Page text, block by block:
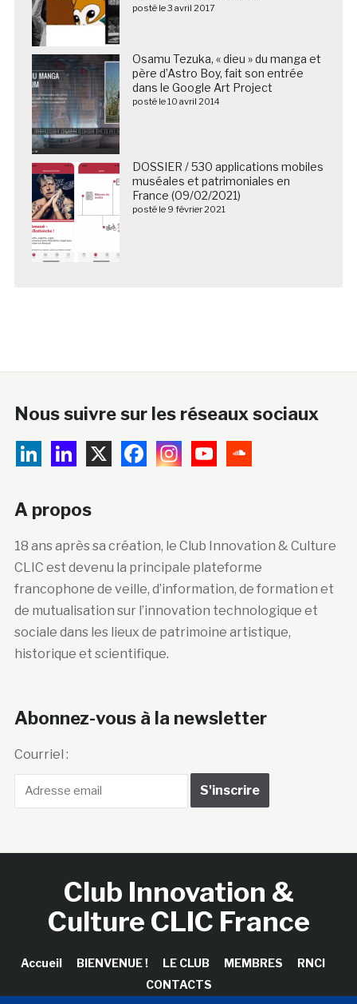
posté le 3 avril 2017
Osamu Tezuka, « dieu » du manga et
père d’Astro Boy, fait son entrée
dans le Google Art Project
posté le 10 avril 2014
DOSSIER / 530 applications mobiles
muséales et patrimoniales en
France (09/02/2021)
posté le 9 février 2021
Nous suivre sur les réseaux sociaux
A propos
18 ans après sa création, le Club Innovation & Culture
CLIC est devenu la principale plateforme
francophone de veille, d’information, de formation et
de mutualisation sur l’innovation technologique et
sociale dans les lieux de patrimoine artistique,
historique et scientifique.
Abonnez-vous à la newsletter
Courriel :
Club Innovation &
Culture CLIC France
Accueil BIENVENUE ! LE CLUB MEMBRES
RNCI
CONTACTS